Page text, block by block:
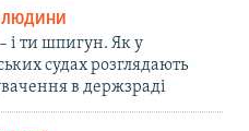
ЛЮДИНИ
і ти шпигун. Як у
судах розглядають
в держзраді